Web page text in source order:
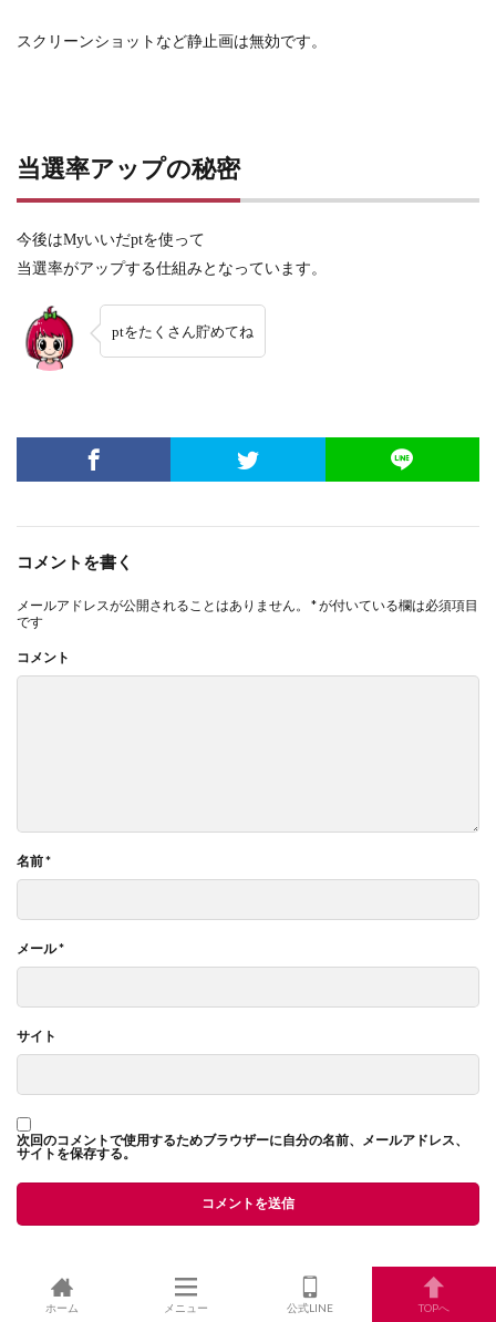
スクリーンショットなど静止画は無効です。
当選率アップの秘密
今後はMyいいだptを使って
当選率がアップする仕組みとなっています。
ptをたくさん貯めてね
コメントを書く
メールアドレスが公開されることはありません。 *が付いている欄は必須項目
です
コメント
名前*
メール*
サイト
次回のコメントで使用するためブラウザーに自分の名前、メールアドレス、
サイトを保存する。
ホーム メニュー 公式LINE TOPへ